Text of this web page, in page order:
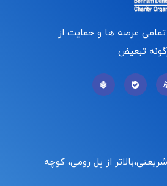
تمامی عرصه ها و حمایت از
تبعیض
از پل رومی، کوچه